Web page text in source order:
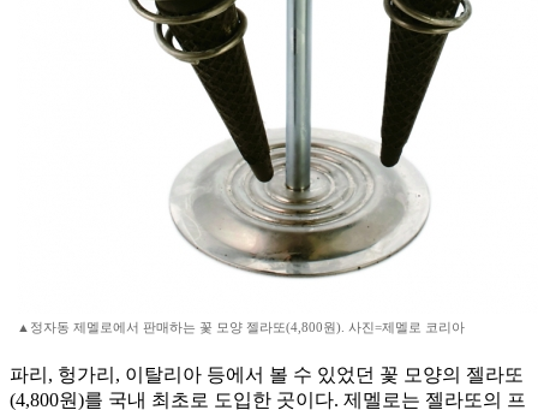
▲정자동 제멜로에서 판매하는 꽃 모양 젤라또(4,800원). 사진=제멜로 코리아
파리, 헝가리, 이탈리아 등에서 볼 수 있었던 꽃 모양의 젤라또
(4,800원)를 국내 최초로 도입한 곳이다. 제멜로는 젤라또의 프